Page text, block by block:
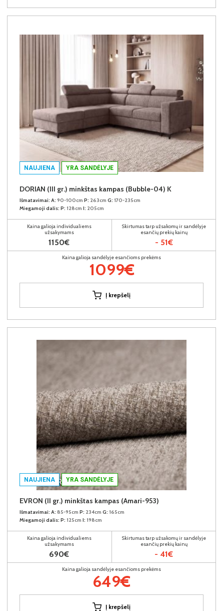
NAUJIENA YRA SANDĖLYJE
DORIAN (III gr.) minkštas kampas (Bubble-04) K
Išmatavimai: A: 90-100cm P: 263cm G: 170-235cm
Miegamoji dalis: P: 128cm I: 205cm
Kaina galioja individualiems
užsakymams
1150€
Skirtumas tarp užsakomų ir sandėlyje
esančių prekių kainų
- 51€
Kaina galioja sandėlyje esančioms prekėms
1099€
Į krepšelį
NAUJIENA YRA SANDĖLYJE
EVRON (II gr.) minkštas kampas (Amari-953)
Išmatavimai: A: 85-95cm P: 234cm G: 165cm
Miegamoji dalis: P: 125cm I: 198cm
Kaina galioja individualiems
užsakymams
690€
Skirtumas tarp užsakomų ir sandėlyje
esančių prekių kainų
- 41€
Kaina galioja sandėlyje esančioms prekėms
649€
Į krepšelį